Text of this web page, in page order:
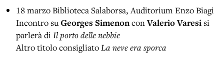
18 marzoBiblioteca Salaborsa, Auditorium Enzo Biagi
Incontro suGeorges SimenonconValerio Varesi si
parlerà diIl porto delle nebbie
Altro titolo consigliatoLa neve era sporca